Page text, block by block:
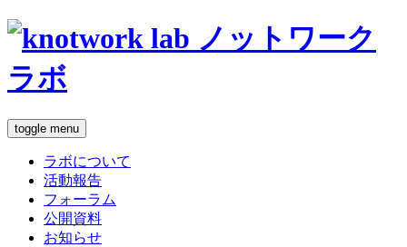
toggle menu
ラボについて
活動報告
フォーラム
公開資料
お知らせ